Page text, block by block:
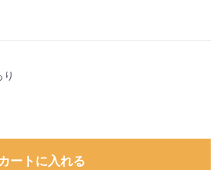
カートに入れる